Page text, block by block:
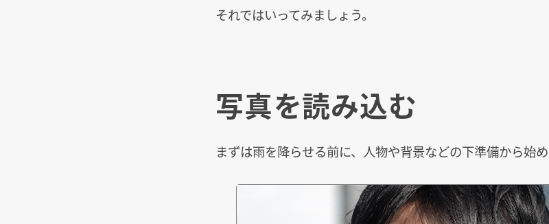
それではいってみましょう。
写真を読み込む
まずは雨を降らせる前に、人物や背景などの下準備から始め